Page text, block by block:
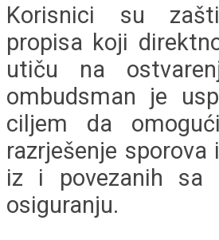
Korisnici su
propisa koji
utiču na
ombudsman je
ciljem da
razrješenje sporova
iz i povezanih sa
osiguranju.